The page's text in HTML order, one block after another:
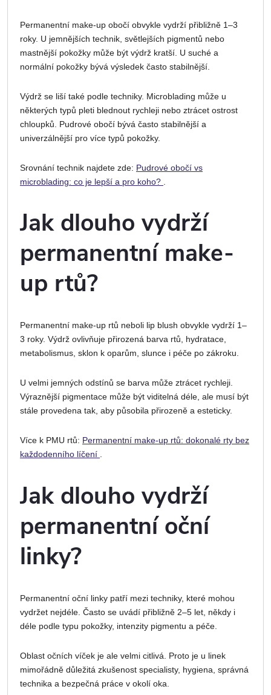
Permanentní make-up obočí obvykle vydrží přibližně 1–3
roky. U jemnějších technik, světlejších pigmentů nebo
mastnější pokožky může být výdrž kratší. U suché a
normální pokožky bývá výsledek často stabilnější.
Výdrž se liší také podle techniky. Microblading může u
některých typů pleti blednout rychleji nebo ztrácet ostrost
chloupků. Pudrové obočí bývá často stabilnější a
univerzálnější pro více typů pokožky.
Srovnání technik najdete zde: Pudrové obočí vs
microblading: co je lepší a pro koho?
Jak dlouho vydrží
permanentní make-
up rtů?
Permanentní make-up rtů neboli lip blush obvykle vydrží 1–
3 roky. Výdrž ovlivňuje přirozená barva rtů, hydratace,
metabolismus, sklon k oparům, slunce i péče po zákroku.
U velmi jemných odstínů se barva může ztrácet rychleji.
Výraznější pigmentace může být viditelná déle, ale musí být
stále provedena tak, aby působila přirozeně a esteticky.
Více k PMU rtů: Permanentní make-up rtů: dokonalé rty bez
každodenního líčení .
Jak dlouho vydrží
permanentní oční
linky?
Permanentní oční linky patří mezi techniky, které mohou
vydržet nejdéle. Často se uvádí přibližně 2–5 let, někdy i
déle podle typu pokožky, intenzity pigmentu a péče.
Oblast očních víček je ale velmi citlivá. Proto je u linek
mimořádně důležitá zkušenost specialisty, hygiena, správná
technika a bezpečná práce v okolí oka.